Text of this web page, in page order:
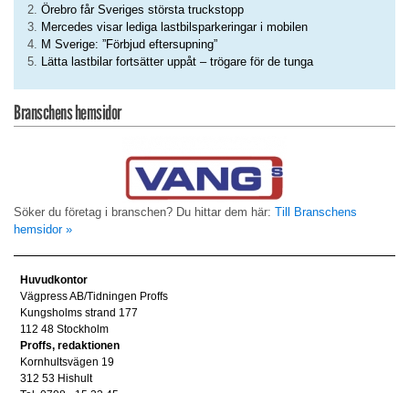
Örebro får Sveriges största truckstopp
Mercedes visar lediga lastbilsparkeringar i mobilen
M Sverige: ”Förbjud eftersupning”
Lätta lastbilar fortsätter uppåt – trögare för de tunga
Branschens hemsidor
Söker du företag i branschen? Du hittar dem här: Till Branschens
hemsidor »
Huvudkontor
Vägpress AB/Tidningen Proffs
Kungsholms strand 177
112 48 Stockholm
Proffs, redaktionen
Kornhultsvägen 19
312 53 Hishult